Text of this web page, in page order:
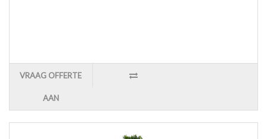
VRAAG OFFERTE
AAN